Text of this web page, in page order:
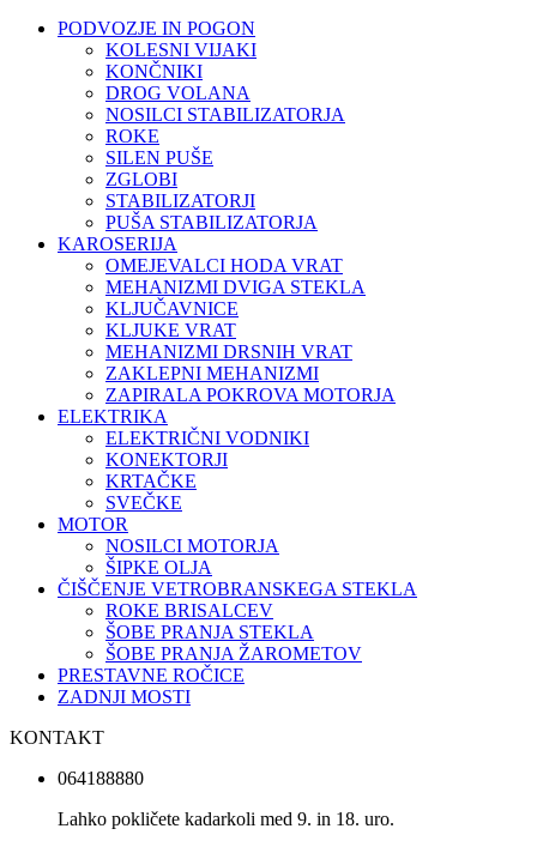
PODVOZJE IN POGON
KOLESNI VIJAKI
KONČNIKI
DROG VOLANA
NOSILCI STABILIZATORJA
ROKE
SILEN PUŠE
ZGLOBI
STABILIZATORJI
PUŠA STABILIZATORJA
KAROSERIJA
OMEJEVALCI HODA VRAT
MEHANIZMI DVIGA STEKLA
KLJUČAVNICE
KLJUKE VRAT
MEHANIZMI DRSNIH VRAT
ZAKLEPNI MEHANIZMI
ZAPIRALA POKROVA MOTORJA
ELEKTRIKA
ELEKTRIČNI VODNIKI
KONEKTORJI
KRTAČKE
SVEČKE
MOTOR
NOSILCI MOTORJA
ŠIPKE OLJA
ČIŠČENJE VETROBRANSKEGA STEKLA
ROKE BRISALCEV
ŠOBE PRANJA STEKLA
ŠOBE PRANJA ŽAROMETOV
PRESTAVNE ROČICE
ZADNJI MOSTI
KONTAKT
064188880
Lahko pokličete kadarkoli med 9. in 18. uro.